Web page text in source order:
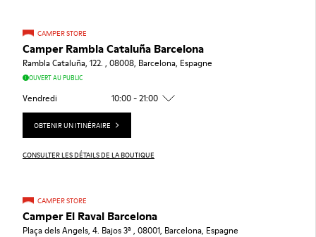
CAMPER STORE
Camper Rambla Cataluña Barcelona
Rambla Cataluña, 122. , 08008, Barcelona, Espagne
OUVERT AU PUBLIC
Vendredi 10:00 - 21:00
OBTENIR UN ITINÉRAIRE
CONSULTER LES DÉTAILS DE LA BOUTIQUE
CAMPER STORE
Camper El Raval Barcelona
Plaça dels Angels, 4. Bajos 3ª , 08001, Barcelona, Espagne